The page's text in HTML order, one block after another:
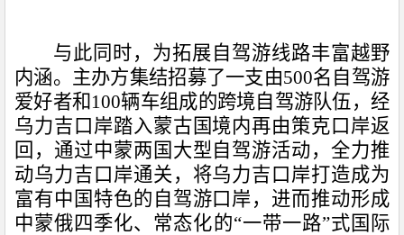
与此同时，为拓展自驾游线路丰富越野
内涵。主办方集结招募了一支由500名自驾游
爱好者和100辆车组成的跨境自驾游队伍，经
乌力吉口岸踏入蒙古国境内再由策克口岸返
回，通过中蒙两国大型自驾游活动，全力推
动乌力吉口岸通关，将乌力吉口岸打造成为
富有中国特色的自驾游口岸，进而推动形成
中蒙俄四季化、常态化的“一带一路”式国际